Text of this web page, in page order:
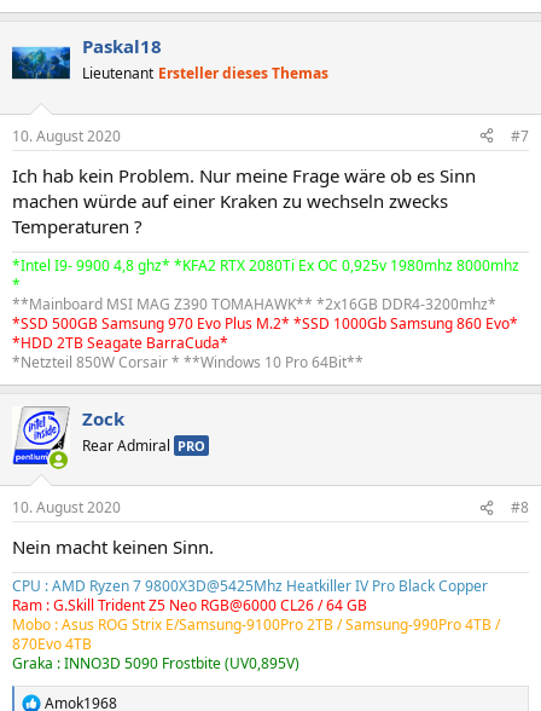
Paskal18
Lieutenant Ersteller dieses Themas
10. August 2020 #7
Ich hab kein Problem. Nur meine Frage wäre ob es Sinn
machen würde auf einer Kraken zu wechseln zwecks
Temperaturen ?
*Intel I9- 9900 4,8 ghz* *KFA2 RTX 2080Ti Ex OC 0,925v 1980mhz 8000mhz
*
**Mainboard MSI MAG Z390 TOMAHAWK** *2x16GB DDR4-3200mhz*
*SSD 500GB Samsung 970 Evo Plus M.2* *SSD 1000Gb Samsung 860 Evo*
*HDD 2TB Seagate BarraCuda*
*Netzteil 850W Corsair * **Windows 10 Pro 64Bit**
Zock
Rear Admiral PRO
10. August 2020 #8
Nein macht keinen Sinn.
CPU : AMD Ryzen 7 9800X3D@5425Mhz Heatkiller IV Pro Black Copper
Ram : G.Skill Trident Z5 Neo RGB@6000 CL26 / 64 GB
Mobo : Asus ROG Strix E/Samsung-9100Pro 2TB /Samsung-990Pro 4TB/
870Evo 4TB
Graka : INNO3D 5090 Frostbite (UV0,895V)
Amok1968